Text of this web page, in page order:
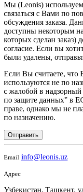
Мы (Leonis)
связаться с Вами по
обсуждения заказа.
доступны некоторым
которых сделан заказ)
согласие. Если вы
были удалены,
Если Вы считаете,
используются не по
с жалобой в
по защите данных” в
праве, однако мы не
по назначению.
Отправить
Email info@leonis.uz
Адрес
Узбекистан, Ташкент,